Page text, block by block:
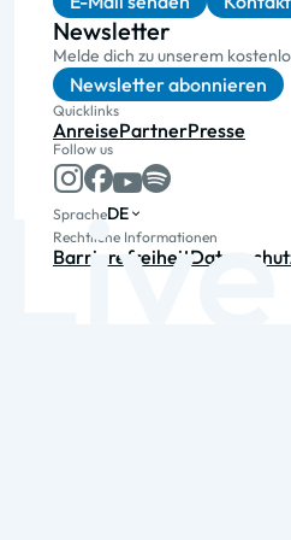
Newsletter
Melde dich zu unserem
Newsletter abonnieren
Quicklinks
AnreisePartnerPresse
Follow us
SpracheDE
Rechtliche Informationen
Barrierefreiheit